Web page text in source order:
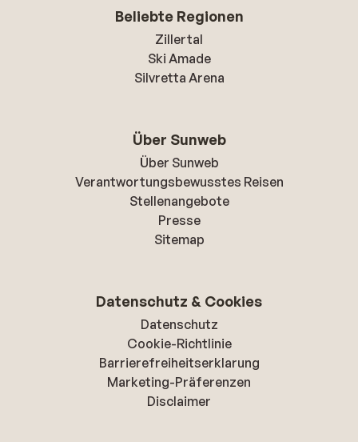
Beliebte Regionen
Zillertal
Ski Amade
Silvretta Arena
Über Sunweb
Über Sunweb
Verantwortungsbewusstes Reisen
Stellenangebote
Presse
Sitemap
Datenschutz & Cookies
Datenschutz
Cookie-Richtlinie
Barrierefreiheitserklarung
Marketing-Präferenzen
Disclaimer